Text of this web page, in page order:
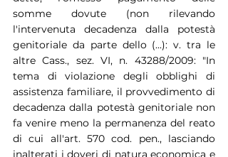
somme dovute (non rilevando
l'intervenuta decadenza dalla potestà
genitoriale da parte dello (...): v. tra le
altre Cass., sez. VI, n. 43288/2009: "In
tema di violazione degli obblighi di
assistenza familiare, il provvedimento di
decadenza dalla potestà genitoriale non
fa venire meno la permanenza del reato
di cui all'art. 570 cod. pen., lasciando
inalterati i doveri di natura economica e